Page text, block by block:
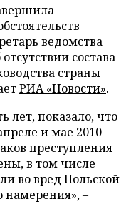
ведомства
состава
страны
РИА «Новости».
лет, показало, что
и мае 2010
преступления
в том числе
во вред Польской
намерения», –